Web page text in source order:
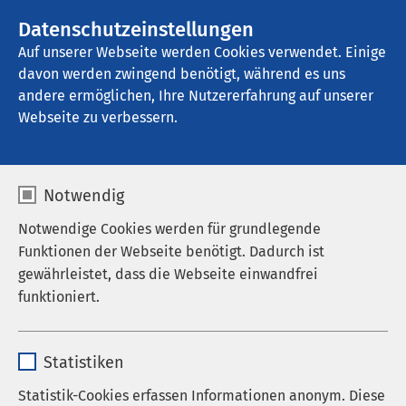
Datenschutzeinstellungen
Auf unserer Webseite werden Cookies verwendet. Einige
davon werden zwingend benötigt, während es uns
andere ermöglichen, Ihre Nutzererfahrung auf unserer
Webseite zu verbessern.
Notwendig
Notwendige Cookies werden für grundlegende
Funktionen der Webseite benötigt. Dadurch ist
gewährleistet, dass die Webseite einwandfrei
funktioniert.
Anbieter sgalinski
Statistiken
Statistik-Cookies erfassen Informationen anonym. Diese
AMEOS Klinikum Kaiserstuhl
Kommunikation und
Öffentlichkeitsarbeit